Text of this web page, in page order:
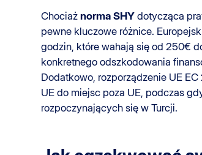
Chociaż norma SHY dotycząca
pewne kluczowe różnice.
godzin, które wahają się od 250€
konkretnego odszkodowania
Dodatkowo, rozporządzenie UE
UE do miejsc poza UE, podczas
rozpoczynających się w Turcji.